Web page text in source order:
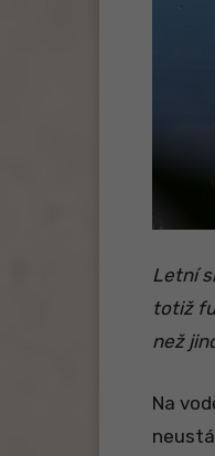
Letní
totiž
než
Na